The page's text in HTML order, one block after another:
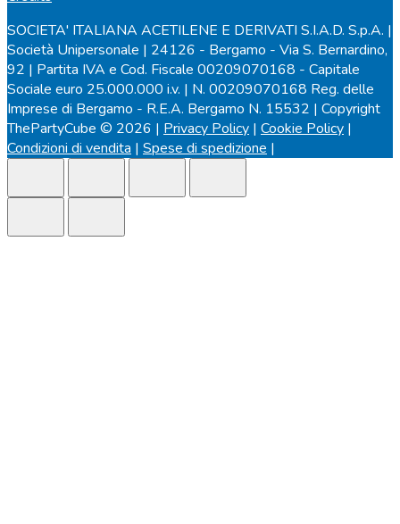
SOCIETA' ITALIANA ACETILENE E DERIVATI S.I.A.D. S.p.A. |
Società Unipersonale | 24126 - Bergamo - Via S. Bernardino,
92 | Partita IVA e Cod. Fiscale 00209070168 - Capitale
Sociale euro 25.000.000 i.v. | N. 00209070168 Reg. delle
Imprese di Bergamo - R.E.A. Bergamo N. 15532 | Copyright
ThePartyCube © 2026 | Privacy Policy | Cookie Policy |
Condizioni di vendita | Spese di spedizione |